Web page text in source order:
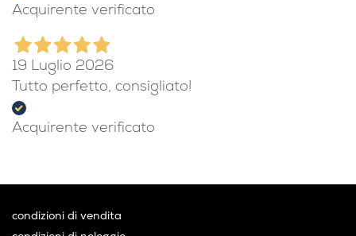
mini4, magari allegando una foto fatta con l’
Acquirente verificato
19 Luglio 2026
Acquirente verificato